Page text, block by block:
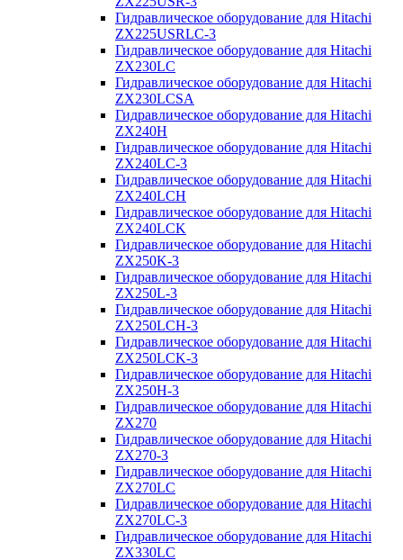
Гидравлическое оборудование для Hitachi
ZX225USRLC-3
Гидравлическое оборудование для Hitachi
ZX230LC
Гидравлическое оборудование для Hitachi
ZX230LCSA
Гидравлическое оборудование для Hitachi
ZX240H
Гидравлическое оборудование для Hitachi
ZX240LC-3
Гидравлическое оборудование для Hitachi
ZX240LCH
Гидравлическое оборудование для Hitachi
ZX240LCK
Гидравлическое оборудование для Hitachi
ZX250K-3
Гидравлическое оборудование для Hitachi
ZX250L-3
Гидравлическое оборудование для Hitachi
ZX250LCH-3
Гидравлическое оборудование для Hitachi
ZX250LCK-3
Гидравлическое оборудование для Hitachi
ZX250Н-3
Гидравлическое оборудование для Hitachi
ZX270
Гидравлическое оборудование для Hitachi
ZX270-3
Гидравлическое оборудование для Hitachi
ZX270LC
Гидравлическое оборудование для Hitachi
ZX270LC-3
Гидравлическое оборудование для Hitachi
ZX330LC